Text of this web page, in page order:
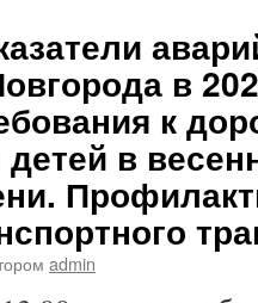
в
к
в
admin